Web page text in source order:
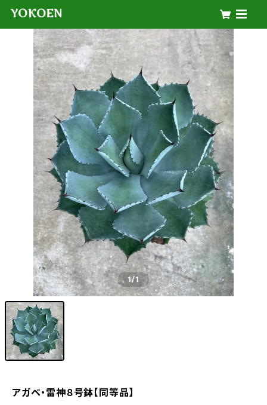
1/1
アガベ・雷神８号鉢【同等品】